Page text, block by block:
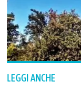
LEGGI ANCHE